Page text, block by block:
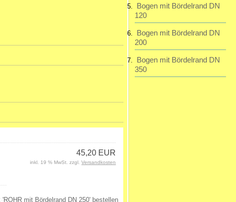
45,20 EUR
inkl. 19 % MwSt. zzgl.Versandkosten
Bogen mit Bördelrand DN
120
Bogen mit Bördelrand DN
200
Bogen mit Bördelrand DN
350